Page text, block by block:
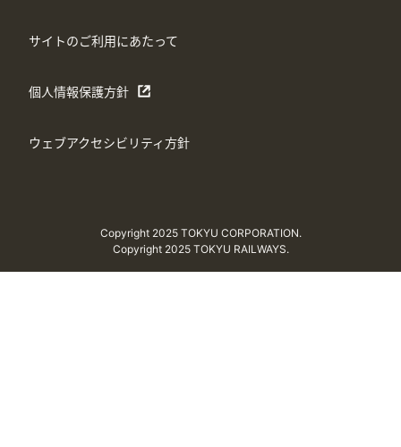
サイトのご利用にあたって
個人情報保護方針
ウェブアクセシビリティ方針
Copyright 2025 TOKYU CORPORATION.
Copyright 2025 TOKYU RAILWAYS.